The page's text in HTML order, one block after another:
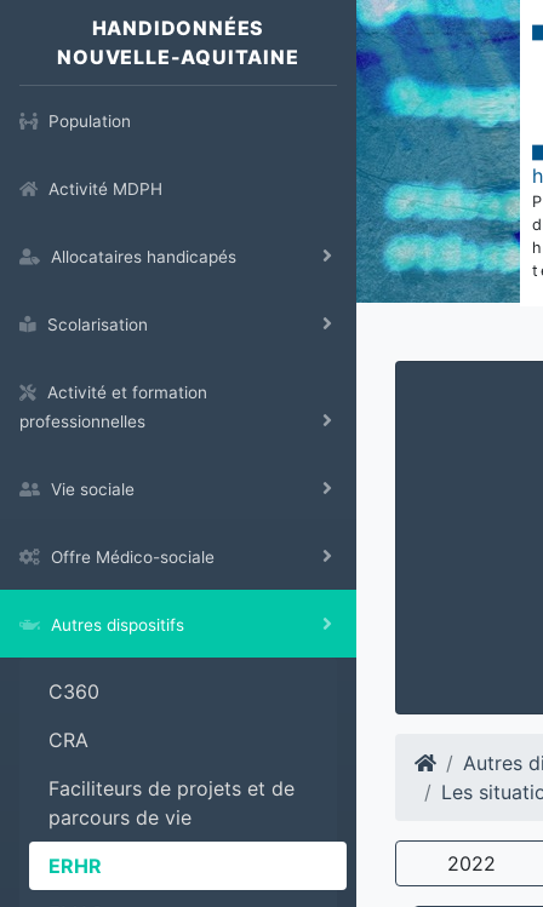
HANDIDONNÉES
NOUVELLE-AQUITAINE
Population
Activité MDPH
Allocataires handicapés
Scolarisation
Activité et formation
professionnelles
Vie sociale
Offre Médico-sociale
Autres dispositifs
C360
CRA
Faciliteurs de projets et de
parcours de vie
ERHR
Autres
Les
2022